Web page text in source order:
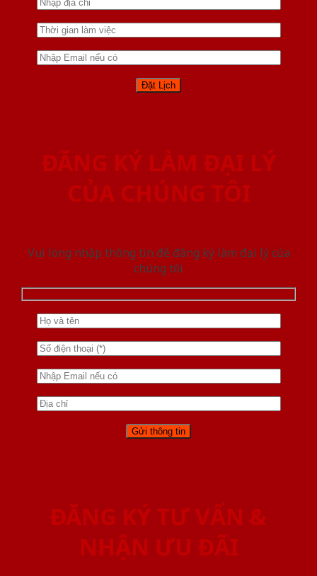
ĐĂNG KÝ LÀM ĐẠI LÝ
CỦA CHÚNG TÔI
Vui lòng nhập thông tin để đăng ký làm đại lý của
chúng tôi
ĐĂNG KÝ TƯ VẤN &
NHẬN ƯU ĐÃI